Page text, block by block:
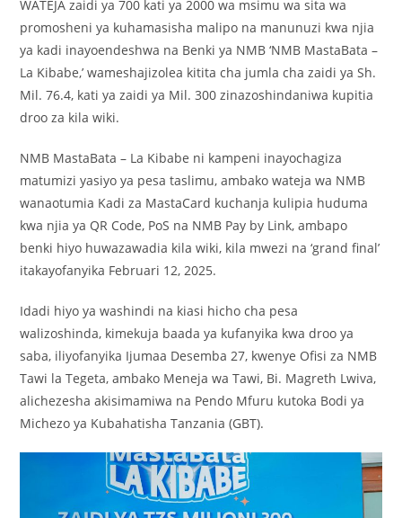
WATEJA zaidi ya 700 kati ya 2000 wa msimu wa sita wa
promosheni ya kuhamasisha malipo na manunuzi kwa njia
ya kadi inayoendeshwa na Benki ya NMB ‘NMB MastaBata –
La Kibabe,’ wameshajizolea kitita cha jumla cha zaidi ya Sh.
Mil. 76.4, kati ya zaidi ya Mil. 300 zinazoshindaniwa kupitia
droo za kila wiki.
NMB MastaBata – La Kibabe ni kampeni inayochagiza
matumizi yasiyo ya pesa taslimu, ambako wateja wa NMB
wanaotumia Kadi za MastaCard kuchanja kulipia huduma
kwa njia ya QR Code, PoS na NMB Pay by Link, ambapo
benki hiyo huwazawadia kila wiki, kila mwezi na ‘grand final’
itakayofanyika Februari 12, 2025.
Idadi hiyo ya washindi na kiasi hicho cha pesa
walizoshinda, kimekuja baada ya kufanyika kwa droo ya
saba, iliyofanyika Ijumaa Desemba 27, kwenye Ofisi za NMB
Tawi la Tegeta, ambako Meneja wa Tawi, Bi. Magreth Lwiva,
alichezesha akisimamiwa na Pendo Mfuru kutoka Bodi ya
Michezo ya Kubahatisha Tanzania (GBT).